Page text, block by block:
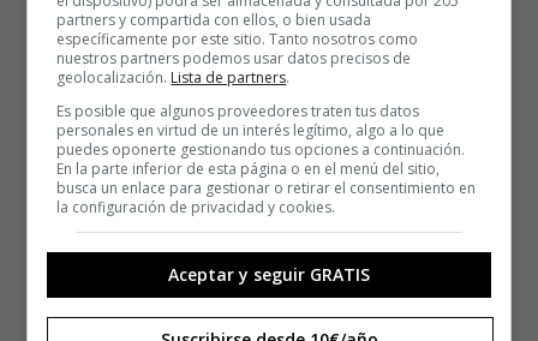
partners y compartida con ellos, o bien usada
específicamente por este sitio. Tanto nosotros como
nuestros partners podemos usar datos precisos de
geolocalización. Lista de partners.
Es posible que algunos proveedores traten tus datos
personales en virtud de un interés legítimo, algo a lo que
puedes oponerte gestionando tus opciones a continuación.
En la parte inferior de esta página o en el menú del sitio,
busca un enlace para gestionar o retirar el consentimiento en
la configuración de privacidad y cookies.
Aceptar y seguir GRATIS